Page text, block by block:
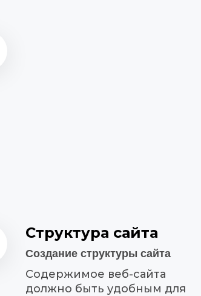
Структура сайта
Создание структуры сайта
Содержимое веб-сайта
должно быть удобным для